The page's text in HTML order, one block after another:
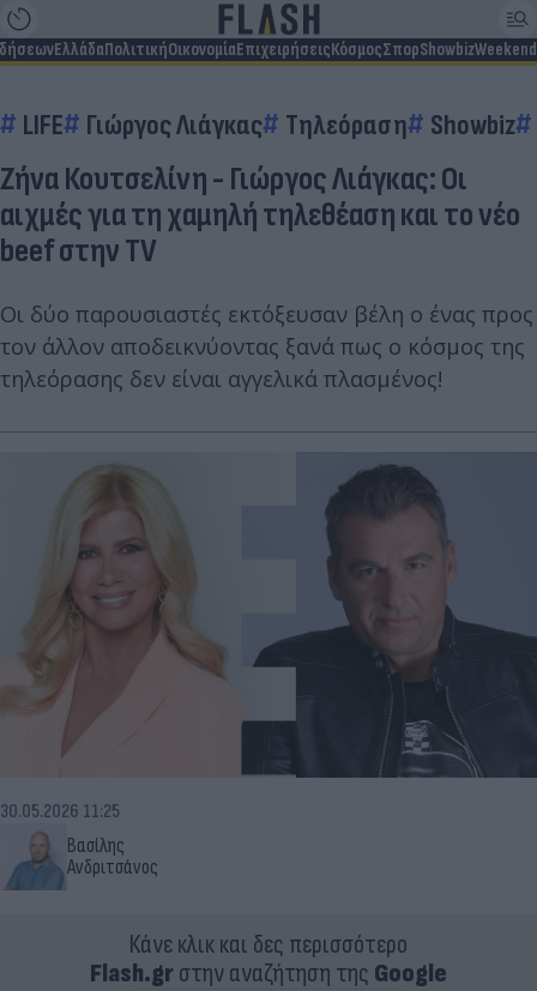
ΕλλάδαΠολιτικήΟικονομίαΕπιχειρήσειςΚόσμοςΣπορShowbizWeekend
LIFE Γιώργος Λιάγκας Τηλεόραση Showbiz
Ζήνα Κουτσελίνη - Γιώργος Λιάγκας: Οι
αιχμές για τη χαμηλή τηλεθέαση και το νέο
beef στην TV
Οι δύο παρουσιαστές εκτόξευσαν βέλη ο ένας προς
τον άλλον αποδεικνύοντας ξανά πως ο κόσμος της
τηλεόρασης δεν είναι αγγελικά πλασμένος!
Βασίλης
Ανδριτσάνος
30.05.2026 11:25
Κάνε κλικ και δες περισσότερο
Flash.grστην αναζήτηση της Google